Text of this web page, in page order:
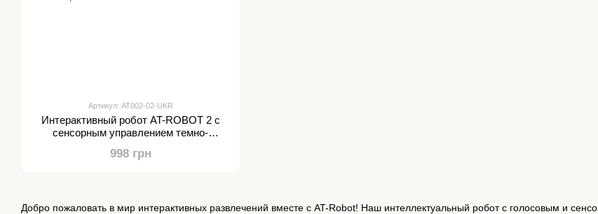
Добро пожаловать в мир интерактивных развлечений вместе с AT-Robot! Наш интеллектуальный робот с голосовым и
Артикул: AT002-02-UKR
Интерактивный робот AT-ROBOT 2 с
сенсорным управлением темно-
998 грн